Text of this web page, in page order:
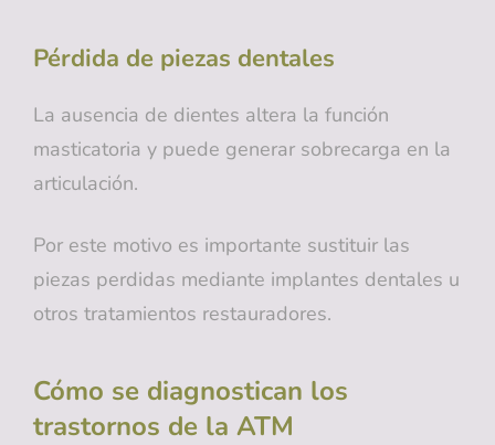
Pérdida de piezas dentales
La ausencia de dientes altera la función
masticatoria y puede generar sobrecarga en la
articulación.
Por este motivo es importante sustituir las
piezas perdidas mediante implantes dentales u
otros tratamientos restauradores.
Cómo se diagnostican los
trastornos de la ATM